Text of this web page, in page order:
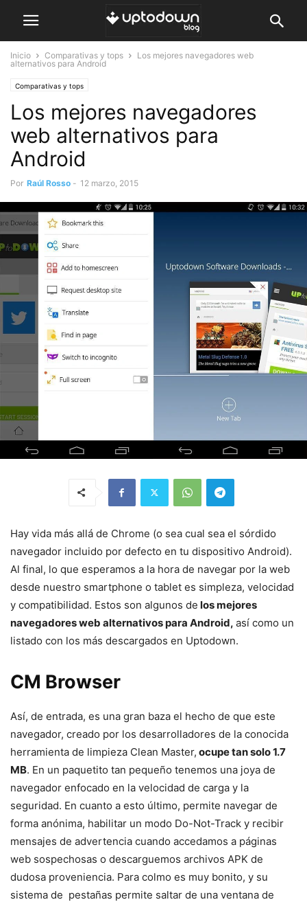
Inicio Comparativas y tops
Los mejores navegadores web
alternativos para Android
Comparativas y tops
Los mejores navegadores
web alternativos para
Android
Por Raúl Rosso - 12 marzo, 2015
Hay vida más allá de Chrome (o sea cual sea el sórdido
navegador incluido por defecto en tu dispositivo Android).
Al final, lo que esperamos a la hora de navegar por la web
desde nuestro smartphone o tablet es simpleza, velocidad
y compatibilidad. Estos son algunos de los mejores
navegadores web alternativos para Android, así como un
listado con los más descargados en Uptodown.
CM Browser
Así, de entrada, es una gran baza el hecho de que este
navegador, creado por los desarrolladores de la conocida
herramienta de limpieza Clean Master, ocupe tan solo 1.7
MB. En un paquetito tan pequeño tenemos una joya de
navegador enfocado en la velocidad de carga y la
seguridad. En cuanto a esto último, permite navegar de
forma anónima, habilitar un modo Do-Not-Track y recibir
mensajes de advertencia cuando accedamos a páginas
web sospechosas o descarguemos archivos APK de
dudosa proveniencia. Para colmo es muy bonito, y su
sistema de pestañas permite saltar de una ventana de